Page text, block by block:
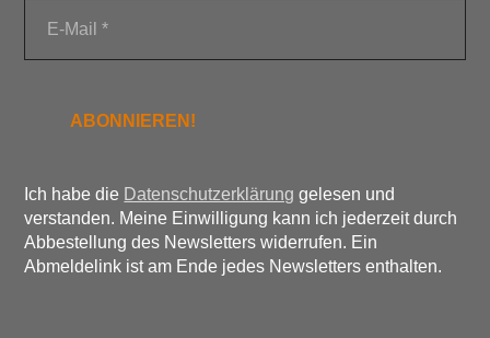
Ich habe die Datenschutzerklärung gelesen und
verstanden. Meine Einwilligung kann ich jederzeit durch
Abbestellung des Newsletters widerrufen. Ein
Abmeldelink ist am Ende jedes Newsletters enthalten.